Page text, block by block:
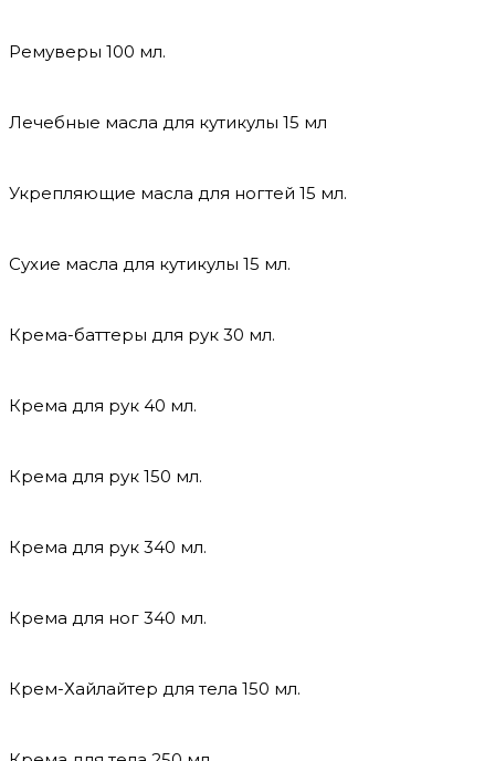
Ремуверы 100 мл.
Лечебные масла для кутикулы 15 мл
Укрепляющие масла для ногтей 15 мл.
Сухие масла для кутикулы 15 мл.
Крема-баттеры для рук 30 мл.
Крема для рук 40 мл.
Крема для рук 150 мл.
Крема для рук 340 мл.
Крема для ног 340 мл.
Крем-Хайлайтер для тела 150 мл.